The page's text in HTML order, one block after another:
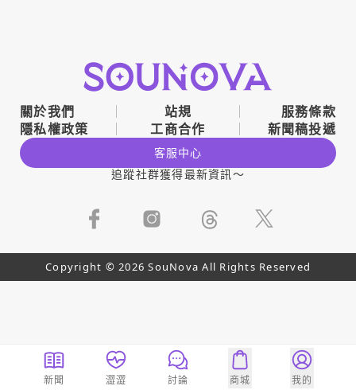
關於我們 站規
服務條款
隱私權政策
工商合作 新聞稿投遞
客服中心
追蹤社群獲得最新資訊～
Copyright © 2026 SouNova All Rights Reserved
新聞 澀澀 討論 商城 我的